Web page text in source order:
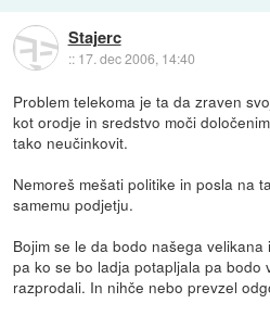
Stajerc
:: 17. dec 2006, 14:40
Problem telekoma je ta da zraven
kot orodje in sredstvo moči
tako neučinkovit.
Nemoreš mešati politike in posla na
samemu podjetju.
Bojim se le da bodo našega
pa ko se bo ladja potapljala pa bodo
razprodali. In nihče nebo prevzel